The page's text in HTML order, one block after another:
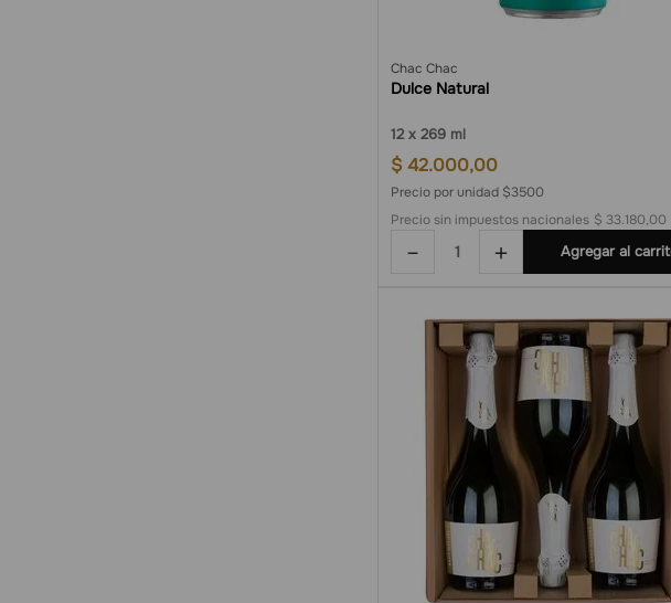
Chac Chac
Dulce Natural
12 269 ml
$ 42.000,00
Precio por unidad $3500
Precio sin impuestos nacionales $ 33.180,00
＋
－ Agregar al